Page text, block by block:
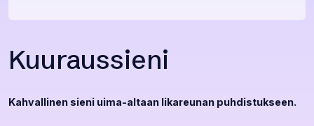
Kuuraussieni
Kahvallinen sieni uima-altaan likareunan puhdistukseen.